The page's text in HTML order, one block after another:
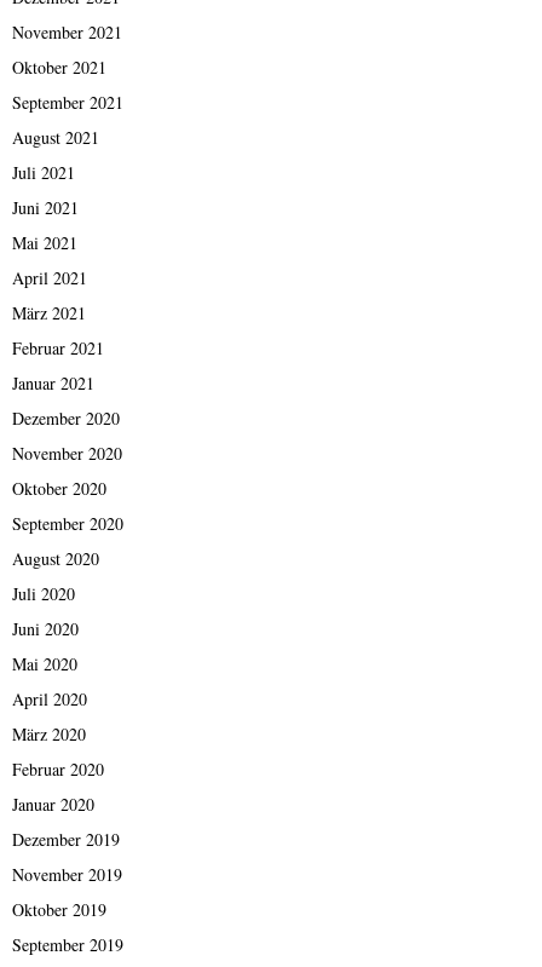
November 2021
Oktober 2021
September 2021
August 2021
Juli 2021
Juni 2021
Mai 2021
April 2021
März 2021
Februar 2021
Januar 2021
Dezember 2020
November 2020
Oktober 2020
September 2020
August 2020
Juli 2020
Juni 2020
Mai 2020
April 2020
März 2020
Februar 2020
Januar 2020
Dezember 2019
November 2019
Oktober 2019
September 2019